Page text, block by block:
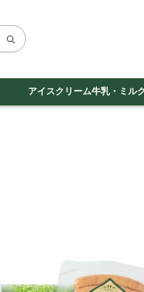
アイスクリーム牛乳・ミル